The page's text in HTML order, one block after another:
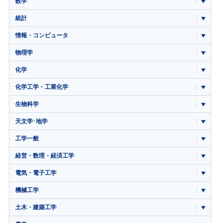
統計
情報・コンピュータ
物理学
化学
化学工学・工業化学
生物科学
天文学･地学
工学一般
経営・数理・経済工学
電気・電子工学
機械工学
土木・建築工学